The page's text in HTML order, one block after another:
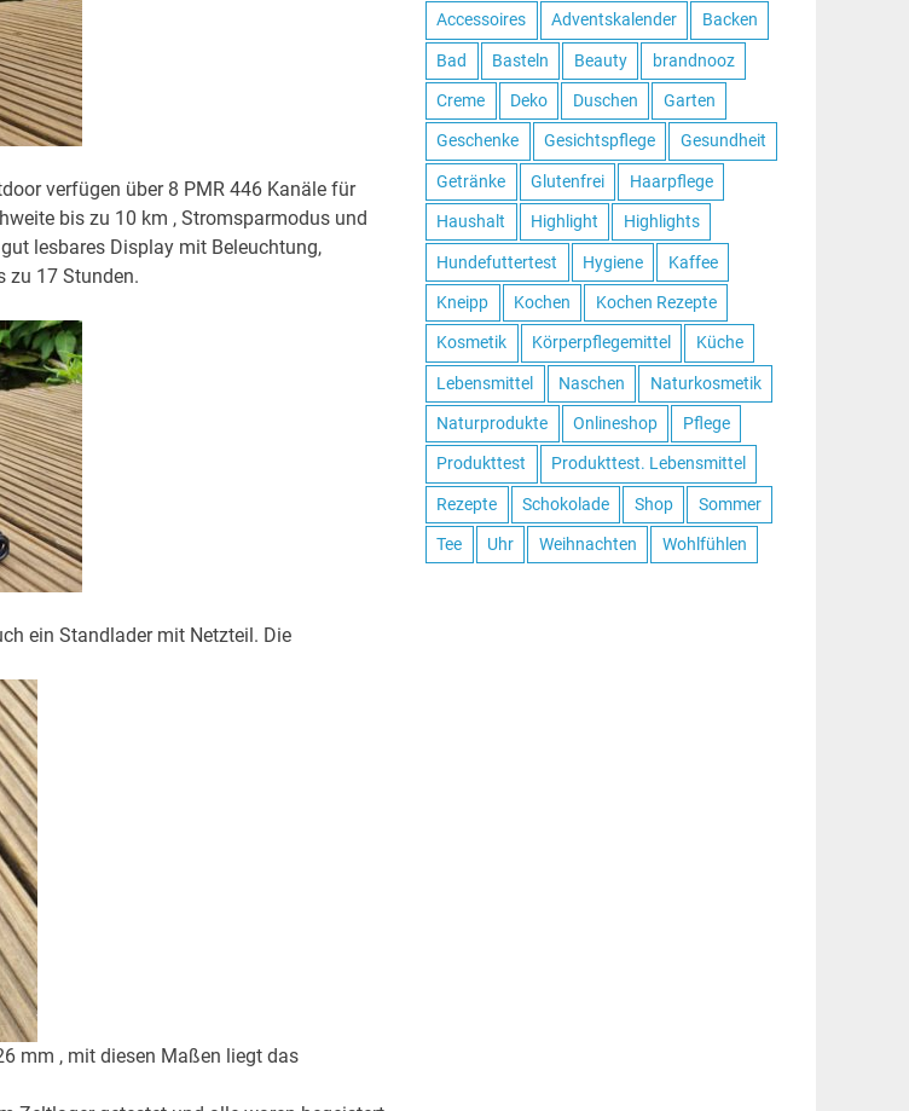
verfügen über 8 PMR 446 Kanäle für
bis zu 10 km , Stromsparmodus und
lesbares Display mit Beleuchtung,
zu 17 Stunden.
ein Standlader mit Netzteil. Die
mm , mit diesen Maßen liegt das
Accessoires Adventskalender Backen
Bad Basteln Beauty brandnooz
Creme Deko Duschen Garten
Geschenke Gesichtspflege Gesundheit
Getränke Glutenfrei Haarpflege
Haushalt Highlight Highlights
Hundefuttertest Hygiene Kaffee
Kneipp Kochen Kochen Rezepte
Kosmetik Körperpflegemittel Küche
Lebensmittel Naschen Naturkosmetik
Naturprodukte Onlineshop Pflege
Produkttest Produkttest. Lebensmittel
Rezepte Schokolade Shop Sommer
Tee Uhr Weihnachten Wohlfühlen